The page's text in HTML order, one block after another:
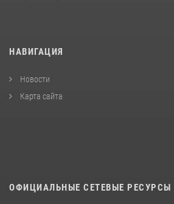
НАВИГАЦИЯ
Новости
Карта сайта
ОФИЦИАЛЬНЫЕ СЕТЕВЫЕ РЕСУРСЫ